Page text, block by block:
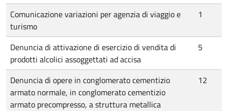
Comunicazione variazioni per agenzia di viaggio e
turismo
1
Denuncia di attivazione di esercizio di vendita di
prodotti alcolici assoggettati ad accisa
5
Denuncia di opere in conglomerato cementizio
armato normale, in conglomerato cementizio
armato precompresso, a struttura metallica
12